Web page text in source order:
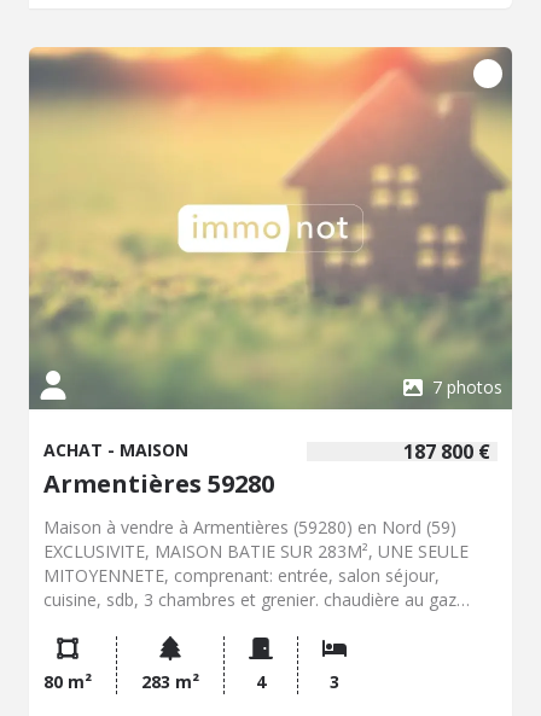
accessibles, ce qui rend la vie pratique. Le centre-ville
d'Armentières, avec ses différentes offres, est à courte
distance, offrant ainsi un cadre de vie dynamique. Le prix
de vente est fixé à 172800 euros. Pour obtenir de plus
amples renseignements sur cette maison à vendre à
Armentières, contactez notre office notarial.
7 photos
187 800 €
ACHAT - MAISON
Armentières 59280
Maison à vendre à Armentières (59280) en Nord (59)
EXCLUSIVITE, MAISON BATIE SUR 283M², UNE SEULE
MITOYENNETE, comprenant: entrée, salon séjour,
cuisine, sdb, 3 chambres et grenier. chaudière au gaz
deux pas du centre commercial "Carrefour" et du centre
ville, des écoles se trouvent à deux pas. Contactez notre
office notarial pour obtenir de plus amples
80 m² 283 m² 4 3